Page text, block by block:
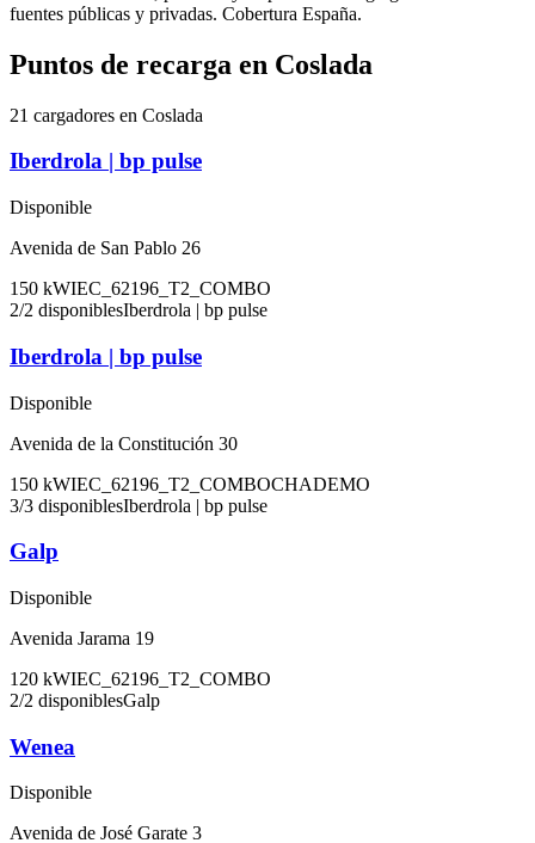
fuentes públicas y privadas. Cobertura España.
Puntos de recarga en Coslada
21 cargadores en Coslada
Iberdrola | bp pulse
Disponible
Avenida de San Pablo 26
150 kWIEC_62196_T2_COMBO
2/2 disponiblesIberdrola | bp pulse
Iberdrola | bp pulse
Disponible
Avenida de la Constitución 30
150 kWIEC_62196_T2_COMBOCHADEMO
3/3 disponiblesIberdrola | bp pulse
Galp
Disponible
Avenida Jarama 19
120 kWIEC_62196_T2_COMBO
2/2 disponiblesGalp
Wenea
Disponible
Avenida de José Garate 3